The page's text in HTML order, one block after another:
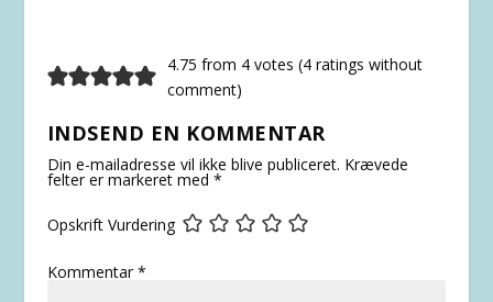
4.75 from 4 votes (4 ratings without
comment)
INDSEND EN KOMMENTAR
Din e-mailadresse vil ikke blive publiceret. Krævede
felter er markeret med *
Opskrift Vurdering
Kommentar*